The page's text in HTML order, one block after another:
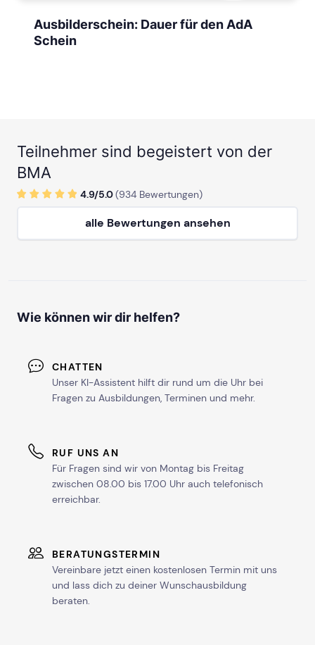
Ausbilderschein: Dauer für den AdA
Schein
Teilnehmer sind begeistert von der
BMA
4.9/5.0(934 Bewertungen)
alle Bewertungen ansehen
Wie können wir dir helfen?
CHATTEN
Unser KI-Assistent hilft dir rund um die Uhr bei
Fragen zu Ausbildungen, Terminen und mehr.
RUF UNS AN
Für Fragen sind wir von Montag bis Freitag
zwischen 08.00 bis 17.00 Uhr auch telefonisch
erreichbar.
BERATUNGSTERMIN
Vereinbare jetzt einen kostenlosen Termin mit uns
und lass dich zu deiner Wunschausbildung
beraten.